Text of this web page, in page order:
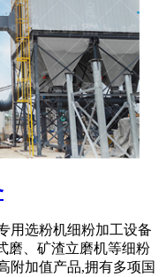
用选粉机细粉加工设备
磨、矿渣立磨机等细粉
附加值产品,拥有多项国